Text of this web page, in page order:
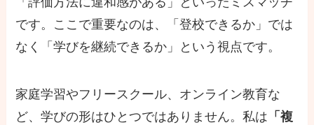
です。ここで重要なのは、「登校できるか」では
なく「学びを継続できるか」という視点です。
家庭学習やフリースクール、オンライン教育な
ど、学びの形はひとつではありません。私は 「複